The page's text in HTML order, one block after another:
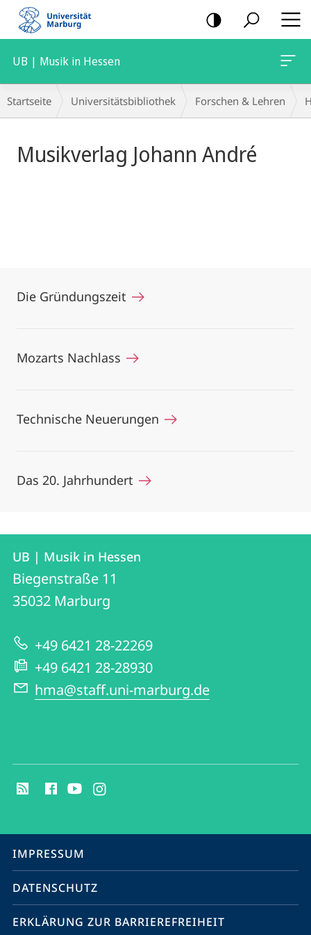
Mobile-
Navigation
UB | Musik in Hessen
Hauptinhalt
Breadcrumb-
Navigation
Startseite Universitätsbibliothek Forschen & Lehren
Musikverlag Johann André
Die Gründungszeit
Mozarts Nachlass
Technische Neuerungen
Das 20. Jahrhundert
Kontakt
und
Informationen
zur
Website
Kontaktinformationen
UB
|
Musik
in
Hessen
UB | Musik in Hessen
Biegenstraße 11
35032 Marburg
+49 6421 28-22269
+49 6421 28-28930
hma@staff.uni-marburg.de
Media
Service-
Navigation
IMPRESSUM
DATENSCHUTZ
ERKLÄRUNG ZUR BARRIEREFREIHEIT